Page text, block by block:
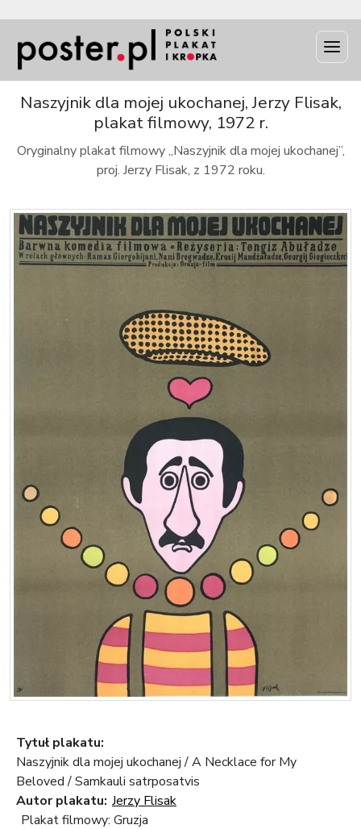
Naszyjnik dla mojej ukochanej, Jerzy Flisak,
plakat filmowy, 1972 r.
Oryginalny plakat filmowy „Naszyjnik dla mojej ukochanej”,
proj. Jerzy Flisak, z 1972 roku.
Tytuł plakatu:
Naszyjnik dla mojej ukochanej / A Necklace for My
Beloved / Samkauli satrposatvis
Autor plakatu: Jerzy Flisak
Plakat filmowy: Gruzja